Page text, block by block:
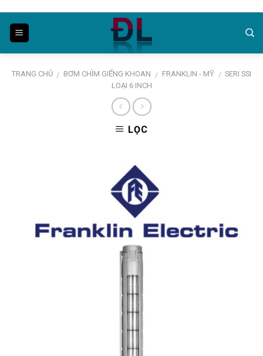
content
TRANG CHỦ / BƠM CHÌM GIẾNG KHOAN / FRANKLIN - MỸ / SERI SSI
LOẠI 6 INCH
LỌC